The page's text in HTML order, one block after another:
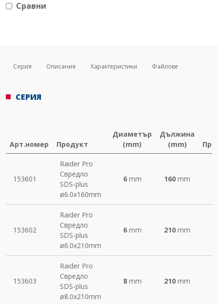
Сравни
Серия Описание Характеристики Файлове
СЕРИЯ
Арт.номер Продукт
Диаметър
(mm)
Дължина
(mm)
153601
Raider Pro
Свредло
SDS-plus
ø6.0х160mm
6mm 160 mm
153602
Raider Pro
Свредло
SDS-plus
ø6.0х210mm
6mm 210 mm
153603
Raider Pro
Свредло
SDS-plus
ø8.0х210mm
8mm 210 mm